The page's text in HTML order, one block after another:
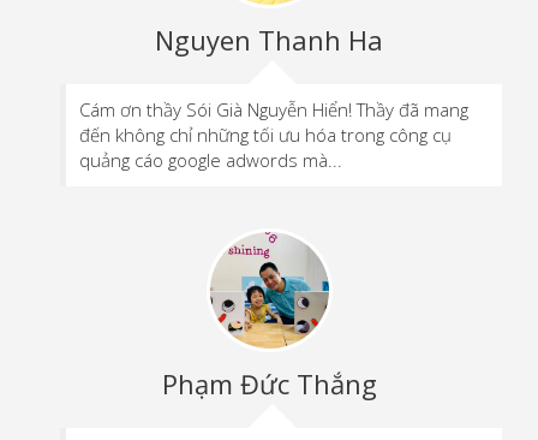
Nguyen Thanh Ha
Cám ơn thầy Sói Già Nguyễn Hiển! Thầy đã mang
đến không chỉ những tối ưu hóa trong công cụ
quảng cáo google adwords mà...
Phạm Đức Thắng